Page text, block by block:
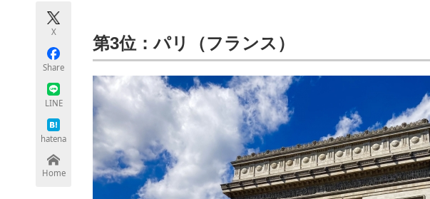
ちょっと気になるネットの話題
X
Share
LINE
hatena
Home
第3位：パリ（フランス）